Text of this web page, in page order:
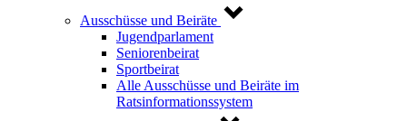
Ausschüsse und Beiräte
Jugendparlament
Seniorenbeirat
Sportbeirat
Alle Ausschüsse und Beiräte im
Ratsinformationssystem